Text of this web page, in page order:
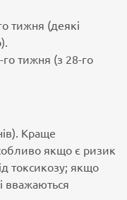
тижня (деякі
го тижня (з 28-го
Краще
якщо є ризик
токсикозу; якщо
вважаються